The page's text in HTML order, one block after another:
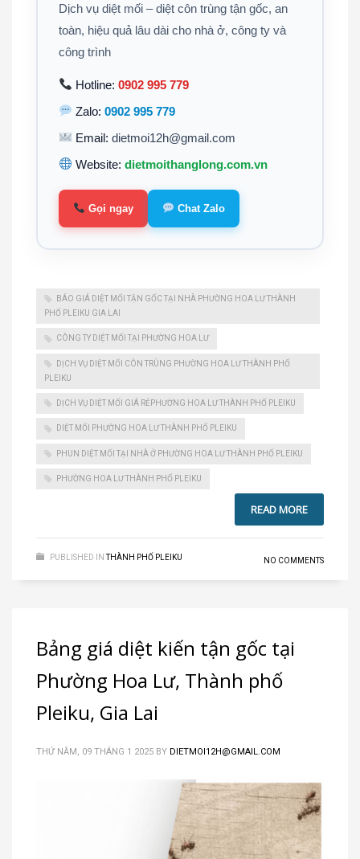
Dịch vụ diệt mối – diệt côn trùng tận gốc, an
toàn, hiệu quả lâu dài cho nhà ở, công ty và
công trình
Hotline:0902 995 779
Zalo:0902 995 779
Email:dietmoi12h@gmail.com
Website:dietmoithanglong.com.vn
Gọi ngay Chat Zalo
BÁO GIÁ DIỆT MỐI TẬN GỐC TẠI NHÀ PHƯỜNG HOA LƯ THÀNH
PHỐ PLEIKU GIA LAI
CÔNG TY DIỆT MỐI TẠI PHƯỜNG HOA LƯ
DỊCH VỤ DIỆT MỐI CÔN TRÙNG PHƯỜNG HOA LƯ THÀNH PHỐ
PLEIKU
DỊCH VỤ DIỆT MỐI GIÁ RẺPHƯỜNG HOA LƯ THÀNH PHỐ PLEIKU
DIỆT MỐI PHƯỜNG HOA LƯ THÀNH PHỐ PLEIKU
PHUN DIỆT MỐI TẠI NHÀ Ở PHƯỜNG HOA LƯ THÀNH PHỐ PLEIKU
PHƯỜNG HOA LƯ THÀNH PHỐ PLEIKU
READ MORE
PUBLISHED IN THÀNH PHỐ PLEIKU NO COMMENTS
Bảng giá diệt kiến tận gốc tại
Phường Hoa Lư, Thành phố
Pleiku, Gia Lai
THỨ NĂM, 09 THÁNG 1 2025 BY DIETMOI12H@GMAIL.COM